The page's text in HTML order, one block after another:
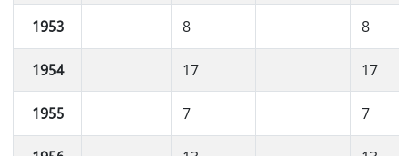
1953 8 8
1954 17 17
1955 7 7